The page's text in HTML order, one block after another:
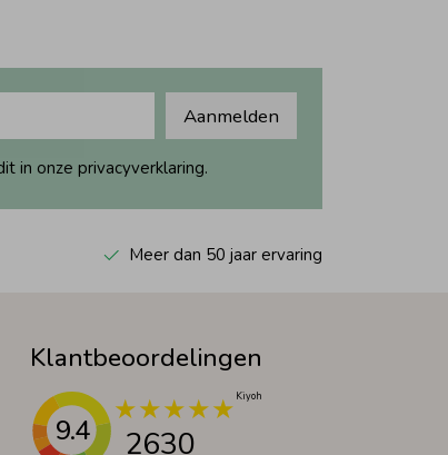
Aanmelden
in onze privacyverklaring.
Meer dan 50 jaar ervaring
Klantbeoordelingen
9.4 2630